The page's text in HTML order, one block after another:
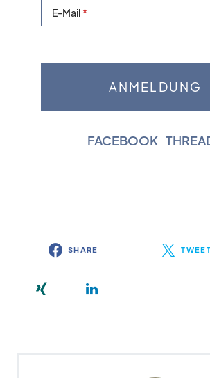
E-Mail
FACEBOOK
SHARE TWEET